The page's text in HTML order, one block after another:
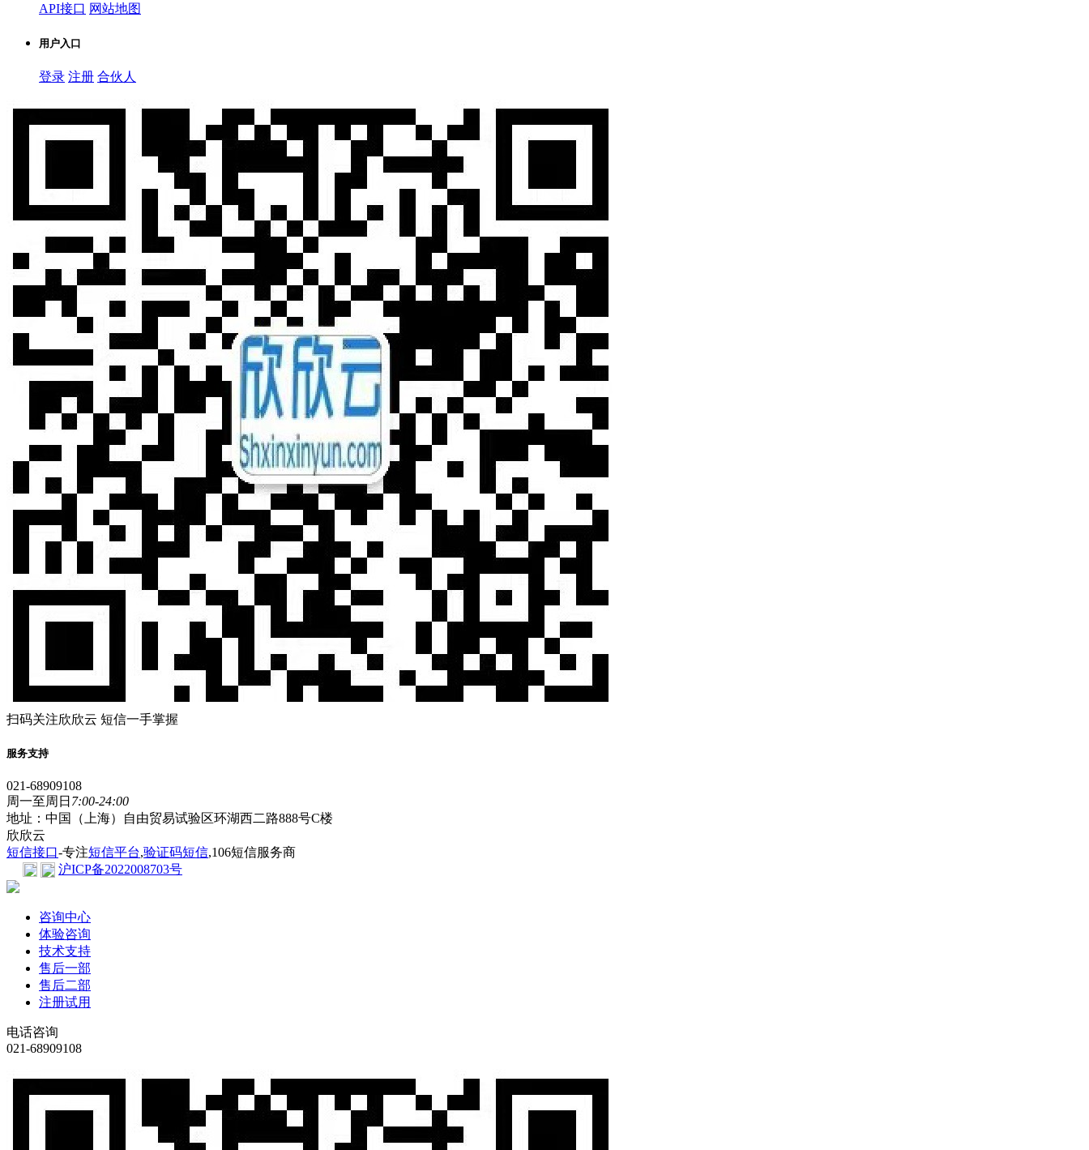
API接口 网站地图
用户入口
登录 注册 合伙人
扫码关注欣欣云 短信一手掌握
服务支持
021-68909108
周一至周日 7:00-24:00
地址：中国（上海）自由贸易试验区环湖西二路888号C楼
欣欣云
短信接口-专注短信平台,验证码短信,106短信服务商
沪ICP备2022008703号
咨询中心
体验咨询
技术支持
售后一部
售后二部
注册试用
电话咨询
021-68909108